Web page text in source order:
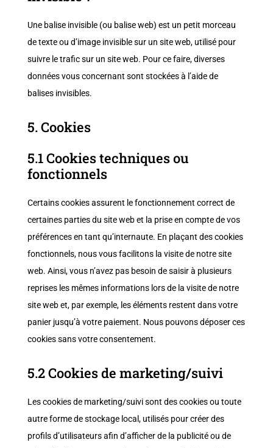
Une balise invisible (ou balise web) est un petit morceau
de texte ou d’image invisible sur un site web, utilisé pour
suivre le trafic sur un site web. Pour ce faire, diverses
données vous concernant sont stockées à l’aide de
balises invisibles.
5. Cookies
5.1 Cookies techniques ou
fonctionnels
Certains cookies assurent le fonctionnement correct de
certaines parties du site web et la prise en compte de vos
préférences en tant qu’internaute. En plaçant des cookies
fonctionnels, nous vous facilitons la visite de notre site
web. Ainsi, vous n’avez pas besoin de saisir à plusieurs
reprises les mêmes informations lors de la visite de notre
site web et, par exemple, les éléments restent dans votre
panier jusqu’à votre paiement. Nous pouvons déposer ces
cookies sans votre consentement.
5.2 Cookies de marketing/suivi
Les cookies de marketing/suivi sont des cookies ou toute
autre forme de stockage local, utilisés pour créer des
profils d’utilisateurs afin d’afficher de la publicité ou de